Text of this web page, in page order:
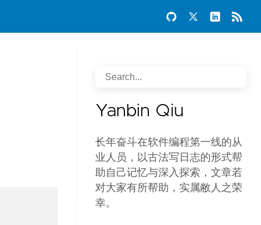
Yanbin Qiu
长年奋斗在软件编程第一线的从
业人员，以古法写日志的形式帮
助自己记忆与深入探索，文章若
对大家有所帮助，实属敝人之荣
幸。